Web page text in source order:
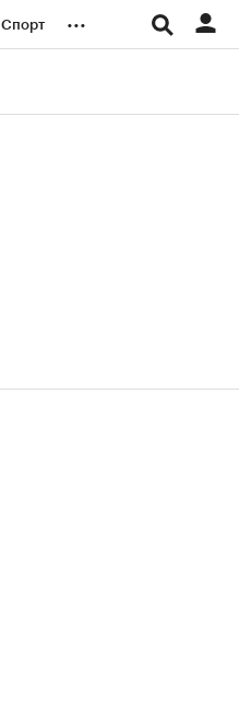
Спорт ...